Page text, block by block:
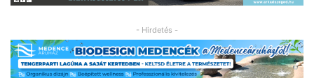
- Hirdetés -